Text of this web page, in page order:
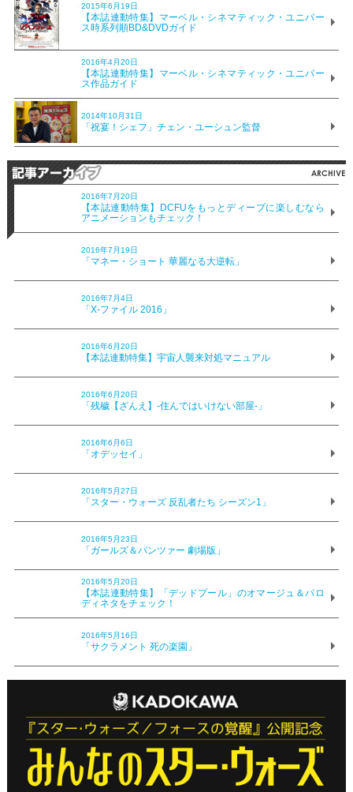
2015年6月19日
【本誌連動特集】マーベル・シネマティック・ユニバー
ス時系列順BD&DVDガイド
2016年4月20日
【本誌連動特集】マーベル・シネマティック・ユニバー
ス作品ガイド
2014年10月31日
「祝宴！シェフ」チェン・ユーシュン監督
2016年7月20日
【本誌連動特集】DCFUをもっとディープに楽しむなら
アニメーションもチェック！
2016年7月19日
「マネー・ショート 華麗なる大逆転」
2016年7月4日
「X-ファイル 2016」
2016年6月20日
【本誌連動特集】宇宙人襲来対処マニュアル
2016年6月20日
「残穢【ざんえ】-住んではいけない部屋-」
2016年6月6日
「オデッセイ」
2016年5月27日
「スター・ウォーズ 反乱者たち シーズン1」
2016年5月23日
「ガールズ＆パンツァー 劇場版」
2016年5月20日
【本誌連動特集】「デッドプール」のオマージュ＆パロ
ディネタをチェック！
2016年5月16日
「サクラメント 死の楽園」